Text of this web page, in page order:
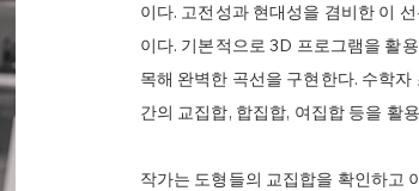
이다. 고전성과 현대성을 겸비한 이
이다. 기본적으로 3D 프로그램을 활
목해 완벽한 곡선을 구현한다. 수학
간의 교집합, 합집합, 여집합 등을 활
작가는 도형들의 교집합을 확인하고